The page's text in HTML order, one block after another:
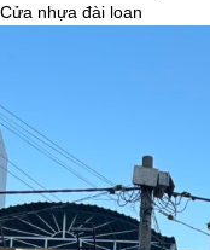
Cửa nhựa đài loan